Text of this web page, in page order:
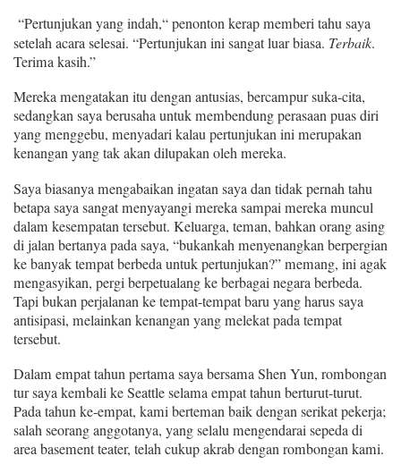
“Pertunjukan yang indah,“ penonton kerap memberi tahu saya
setelah acara selesai. “Pertunjukan ini sangat luar biasa. Terbaik.
Terima kasih.”
Mereka mengatakan itu dengan antusias, bercampur suka-cita,
sedangkan saya berusaha untuk membendung perasaan puas diri
yang menggebu, menyadari kalau pertunjukan ini merupakan
kenangan yang tak akan dilupakan oleh mereka.
Saya biasanya mengabaikan ingatan saya dan tidak pernah tahu
betapa saya sangat menyayangi mereka sampai mereka muncul
dalam kesempatan tersebut. Keluarga, teman, bahkan orang asing
dijalan bertanya pada saya, “bukankah menyenangkan berpergian
ke banyak tempat berbeda untuk pertunjukan?” memang, ini agak
mengasyikan, pergi berpetualang ke berbagai negara berbeda.
Tapi bukan perjalanan ke tempat-tempat baru yang harus saya
antisipasi, melainkan kenangan yang melekat pada tempat
tersebut.
Dalam empat tahun pertama saya bersama Shen Yun, rombongan
tur saya kembali ke Seattle selama empat tahun berturut-turut.
Pada tahun ke-empat, kami berteman baik dengan serikat pekerja;
salah seorang anggotanya, yang selalu mengendarai sepeda di
area basement teater, telah cukup akrab dengan rombongan kami.